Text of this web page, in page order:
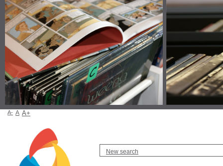
New search
A- A A+